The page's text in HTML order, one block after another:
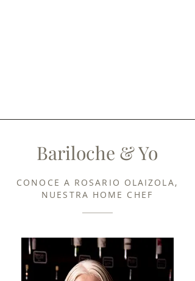
Bariloche & Yo
CONOCE A ROSARIO OLAIZOLA,
NUESTRA HOME CHEF